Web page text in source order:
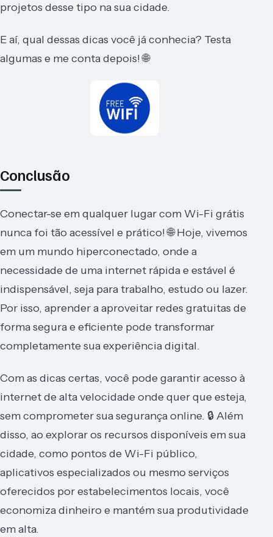
projetos desse tipo na sua cidade.
E aí, qual dessas dicas você já conhecia? Testa
algumas e me conta depois! 🌐
Conclusão
Conectar-se em qualquer lugar com Wi-Fi grátis
nunca foi tão acessível e prático! 🌐 Hoje, vivemos
em um mundo hiperconectado, onde a
necessidade de uma internet rápida e estável é
indispensável, seja para trabalho, estudo ou lazer.
Por isso, aprender a aproveitar redes gratuitas de
forma segura e eficiente pode transformar
completamente sua experiência digital.
Com as dicas certas, você pode garantir acesso à
internet de alta velocidade onde quer que esteja,
sem comprometer sua segurança online. 🔒 Além
disso, ao explorar os recursos disponíveis em sua
cidade, como pontos de Wi-Fi público,
aplicativos especializados ou mesmo serviços
oferecidos por estabelecimentos locais, você
economiza dinheiro e mantém sua produtividade
em alta.